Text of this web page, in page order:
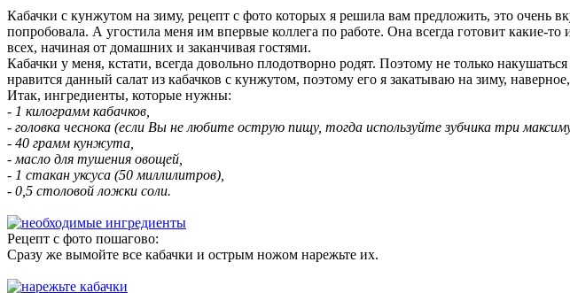
Кабачки с кунжутом на зиму, рецепт с фото которых я решила вам предложить, это очень
попробовала. А угостила меня им впервые коллега по работе. Она всегда готовит какие-
всех, начиная от домашних и заканчивая гостями.
Кабачки у меня, кстати, всегда довольно плодотворно родят. Поэтому не только
нравится данный салат из кабачков с кунжутом, поэтому его я закатываю на зиму,
Итак, ингредиенты, которые нужны:
- 1 килограмм кабачков,
- головка чеснока (если Вы не любите острую пищу, тогда используйте зубчика три
- 40 грамм кунжута,
- масло для тушения овощей,
- 1 стакан уксуса (50 миллилитров),
- 0,5 столовой ложки соли.
Рецепт с фото пошагово:
Сразу же вымойте все кабачки и острым ножом нарежьте их.